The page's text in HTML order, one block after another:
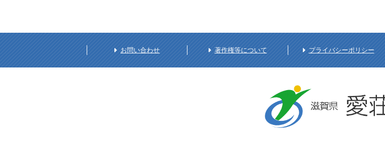
お問い合わせ 著作権等について プライバシーポリシー